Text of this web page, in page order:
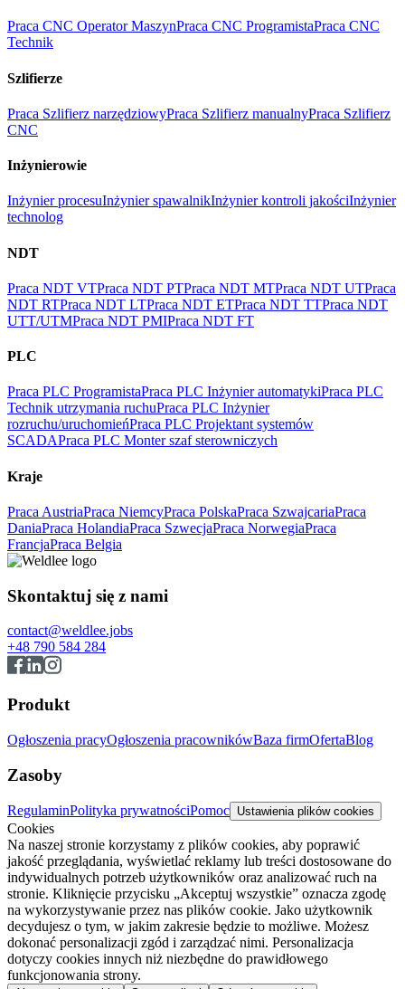
Praca CNC Operator MaszynPraca CNC ProgramistaPraca CNC
Technik
Szlifierze
Praca Szlifierz narzędziowyPraca Szlifierz manualnyPraca Szlifierz
CNC
Inżynierowie
Inżynier procesuInżynier spawalnikInżynier kontroli jakościInżynier
technolog
NDT
Praca NDT VTPraca NDT PTPraca NDT MTPraca NDT UTPraca
NDT RTPraca NDT LTPraca NDT ETPraca NDT TTPraca NDT
UTT/UTMPraca NDT PMIPraca NDT FT
PLC
Praca PLC ProgramistaPraca PLC Inżynier automatykiPraca PLC
Technik utrzymania ruchuPraca PLC Inżynier
rozruchu/uruchomieńPraca PLC Projektant systemów
SCADAPraca PLC Monter szaf sterowniczych
Kraje
Praca AustriaPraca NiemcyPraca PolskaPraca SzwajcariaPraca
DaniaPraca HolandiaPraca SzwecjaPraca NorwegiaPraca
FrancjaPraca Belgia
Skontaktuj się z nami
contact@weldlee.jobs
+48 790 584 284
Produkt
Ogłoszenia pracyOgłoszenia pracownikówBaza firmOfertaBlog
Zasoby
RegulaminPolityka prywatnościPomoc Ustawienia plików cookies
Cookies
Na naszej stronie korzystamy z plików cookies, aby poprawić
jakość przeglądania, wyświetlać reklamy lub treści dostosowane do
indywidualnych potrzeb użytkowników oraz analizować ruch na
stronie. Kliknięcie przycisku „Akceptuj wszystkie” oznacza zgodę
na wykorzystywanie przez nas plików cookie. Jako użytkownik
decydujesz o tym, w jakim zakresie będzie to możliwe. Możesz
dokonać personalizacji zgód i zarządzać nimi. Personalizacja
dotyczy cookies innych niż niezbędne do prawidłowego
funkcjonowania strony.